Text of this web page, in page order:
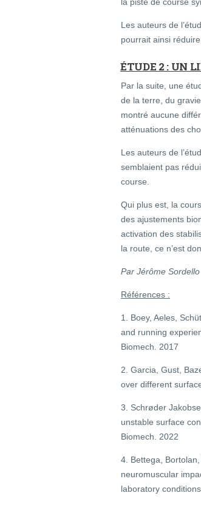
Les auteurs de
pourrait ainsi
ÉTUDE 2 : UN
Par la suite, une
de la terre, du
montré aucune
atténuations des
Les auteurs de
semblaient pas
course.
Qui plus est, la
des ajustements
activation des
la route, ce n’est
Par Jérôme Sordello
Références :
1. Boey, Aeles,
and running
Biomech. 2017
2. Garcia, Gust,
over different
3. Schrøder
unstable surface
Biomech. 2022
4. Bettega,
neuromuscular
laboratory